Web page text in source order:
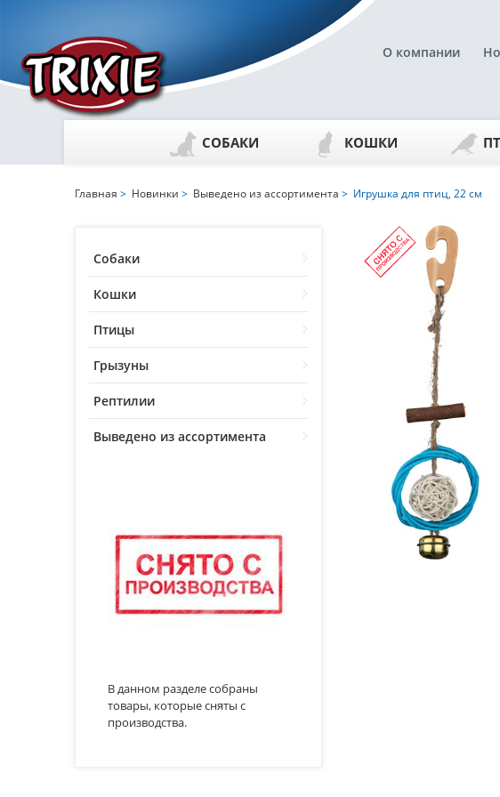
О компании
СОБАКИ КОШКИ
Собаки
Кошки
Птицы
Грызуны
Рептилии
Выведено из ассортимента
В данном разделе собраны
товары, которые сняты с
производства.
Главная > Новинки > Выведено из ассортимента > Игрушка для птиц, 22 см